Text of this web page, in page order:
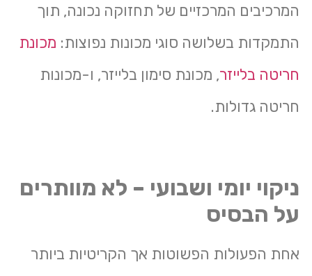
המרכיבים המרכזיים של תחזוקה נכונה, תוך
התמקדות בשלושה סוגי מכונות נפוצות: מכונת
חריטה בלייזר,מכונת סימון בלייזר, ו-מכונות
חריטה גדולות.
ניקוי יומי ושבועי – לא מוותרים
על הבסיס
אחת הפעולות הפשוטות אך הקריטיות ביותר